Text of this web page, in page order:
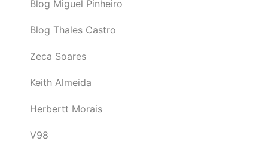
Blog Miguel Pinheiro
Blog Thales Castro
Zeca Soares
Keith Almeida
Herbertt Morais
V98